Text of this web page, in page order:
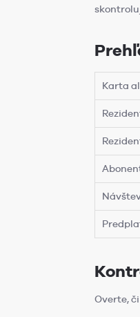
Karta
Overte,